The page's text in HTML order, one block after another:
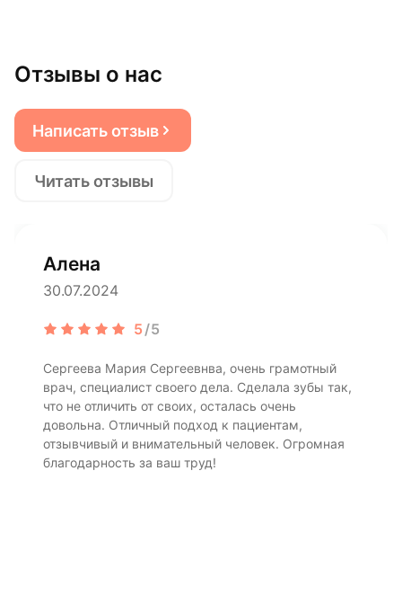
Отзывы о нас
Написать отзыв
Читать отзывы
Алена
30.07.2024
5/5
Сергеева Мария Сергеевнва, очень грамотный
врач, специалист своего дела. Сделала зубы так,
что не отличить от своих, осталась очень
довольна. Отличный подход к пациентам,
отзывчивый и внимательный человек. Огромная
благодарность за ваш труд!